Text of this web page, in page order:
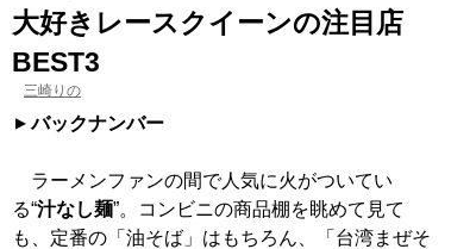
大好きレースクイーンの注目店
BEST3
三崎りの
バックナンバー
ラーメンファンの間で人気に火がついてい
る“汁なし麺”。コンビニの商品棚を眺めて見て
も、定番の「油そば」はもちろん、「台湾まぜそ